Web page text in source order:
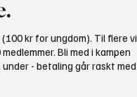
kr for ungdom). Til flere vi
Bli med i kampen
- betaling går raskt med